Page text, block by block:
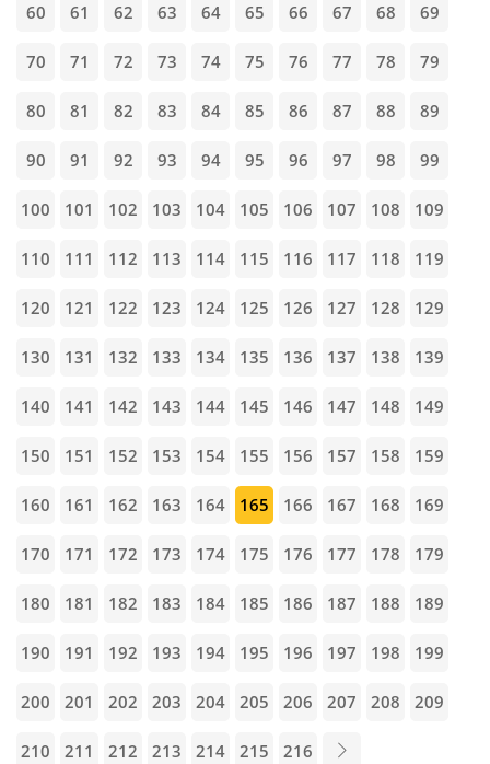
60 61 62 63 64 65 66 67 68 69
70 71 72 73 74 75 76 77 78 79
80 81 82 83 84 85 86 87 88 89
90 91 92 93 94 95 96 97 98 99
100 101 102 103 104 105 106 107 108 109
110 111 112 113 114 115 116 117 118 119
120 121 122 123 124 125 126 127 128 129
130 131 132 133 134 135 136 137 138 139
140 141 142 143 144 145 146 147 148 149
150 151 152 153 154 155 156 157 158 159
160 161 162 163 164 165 166 167 168 169
170 171 172 173 174 175 176 177 178 179
180 181 182 183 184 185 186 187 188 189
190 191 192 193 194 195 196 197 198 199
200 201 202 203 204 205 206 207 208 209
210 211 212 213 214 215 216